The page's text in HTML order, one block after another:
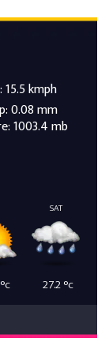
15.5 kmph
0.08 mm
1003.4 mb
°c
SAT
27.2°c